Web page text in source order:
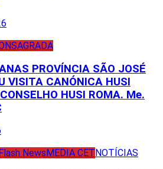
PROVÍNCIA SÃO JOSÉ
VISITA CANÓNICA HUSI
HUSI ROMA. Me.
Flash News MEDIA CET NOTÍCIAS